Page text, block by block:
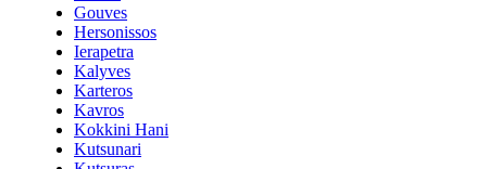
Gouves
Hersonissos
Ierapetra
Kalyves
Karteros
Kavros
Kokkini Hani
Kutsunari